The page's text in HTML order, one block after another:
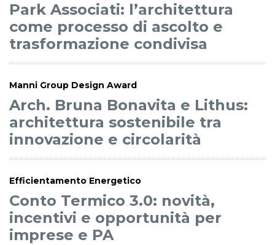
Park Associati: l’architettura
come processo di ascolto e
trasformazione condivisa
Manni Group Design Award
Arch. Bruna Bonavita e Lithus:
architettura sostenibile tra
innovazione e circolarità
Efficientamento Energetico
Conto Termico 3.0: novità,
incentivi e opportunità per
imprese e PA